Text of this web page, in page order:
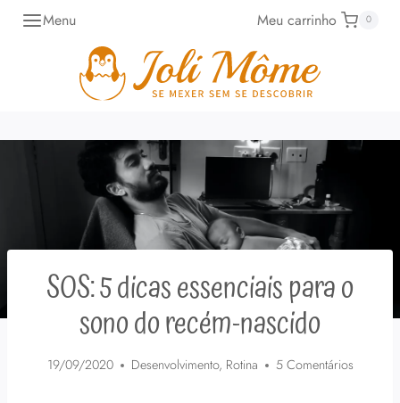
Pular Menu Meu carrinho 0
SOS: 5 dicas essenciais para o
sono do recém-nascido
19/09/2020 Desenvolvimento, Rotina 5 Comentários